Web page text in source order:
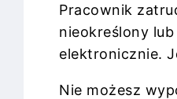
Pracownik
nieokreślony
elektronicznie.
Nie możesz